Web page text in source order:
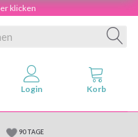
klicken
90 TAGE